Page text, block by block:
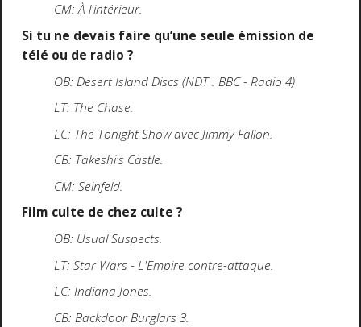
CM: À l'intérieur.
Si tu ne devais faire qu’une seule émission de
télé ou de radio ?
OB: Desert Island Discs (NDT : BBC - Radio 4)
LT: The Chase.
LC: The Tonight Show avec Jimmy Fallon.
CB: Takeshi's Castle.
CM: Seinfeld.
Film culte de chez culte ?
OB: Usual Suspects.
LT: Star Wars - L'Empire contre-attaque.
LC: Indiana Jones.
CB: Backdoor Burglars 3.